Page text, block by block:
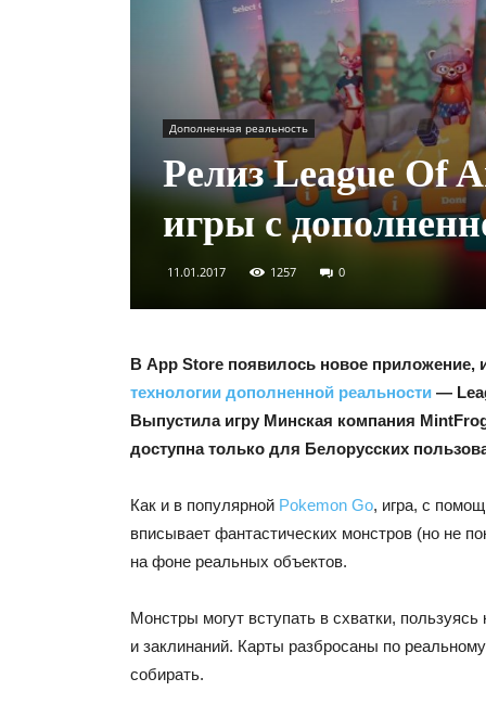
Дополненная реальность
Релиз League Of
игры с
11.01.2017 1257 0
В App Store появилось новое приложение,
технологии дополненной реальности —
Выпустила игру Минская компания
доступна только для Белорусских
Как и в популярной Pokemon Go, игра, с
вписывает фантастических монстров (но не
на фоне реальных объектов.
Монстры могут вступать в схватки, пользуясь
и заклинаний. Карты разбросаны по
собирать.